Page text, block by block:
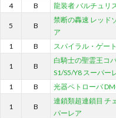
4
B 龍装者 バルチュリ
5 B
禁断の轟速 レッド
ア
1 B スパイラル・ゲー
1 B
白騎士の聖霊王コ
S1/S5/Y8 スーパー
1 B 光器ペトローバ
1 B
連鎖類超連鎖目 チ
パーレア